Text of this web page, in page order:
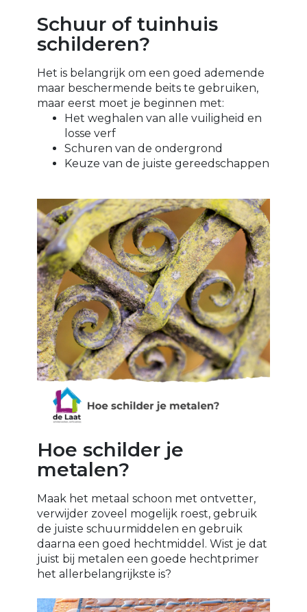
Schuur of tuinhuis
schilderen?
Het is belangrijk om een goed ademende
maar beschermende beits te gebruiken,
maar eerst moet je beginnen met:
Het weghalen van alle vuiligheid en
losse verf
Schuren van de ondergrond
Keuze van de juiste gereedschappen
Hoe schilder je
metalen?
Maak het metaal schoon met ontvetter,
verwijder zoveel mogelijk roest, gebruik
de juiste schuurmiddelen en gebruik
daarna een goed hechtmiddel. Wist je dat
juist bij metalen een goede hechtprimer
het allerbelangrijkste is?